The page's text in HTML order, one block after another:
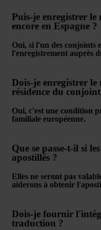
Puis-je enregistrer le
encore en Espagne ?
Oui, si l'un des conjoints
l'enregistrement auprès
Dois-je enregistrer
résidence du
Oui, c'est une condition
familiale européenne.
Que se passe-t-il si
apostillés ?
Elles ne seront pas
aiderons à obtenir
Dois-je fournir
traduction ?